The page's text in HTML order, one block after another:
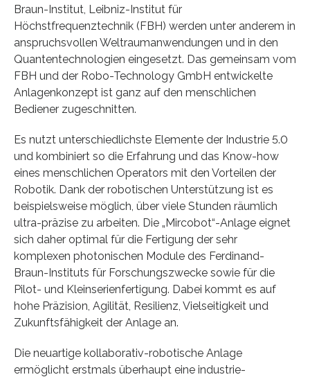
Braun-Institut, Leibniz-Institut für
Höchstfrequenztechnik (FBH) werden unter anderem in
anspruchsvollen Weltraumanwendungen und in den
Quantentechnologien eingesetzt. Das gemeinsam vom
FBH und der Robo-Technology GmbH entwickelte
Anlagenkonzept ist ganz auf den menschlichen
Bediener zugeschnitten.
Es nutzt unterschiedlichste Elemente der Industrie 5.0
und kombiniert so die Erfahrung und das Know-how
eines menschlichen Operators mit den Vorteilen der
Robotik. Dank der robotischen Unterstützung ist es
beispielsweise möglich, über viele Stunden räumlich
ultra-präzise zu arbeiten. Die „Mircobot“-Anlage eignet
sich daher optimal für die Fertigung der sehr
komplexen photonischen Module des Ferdinand-
Braun-Instituts für Forschungszwecke sowie für die
Pilot- und Kleinserienfertigung. Dabei kommt es auf
hohe Präzision, Agilität, Resilienz, Vielseitigkeit und
Zukunftsfähigkeit der Anlage an.
Die neuartige kollaborativ-robotische Anlage
ermöglicht erstmals überhaupt eine industrie-